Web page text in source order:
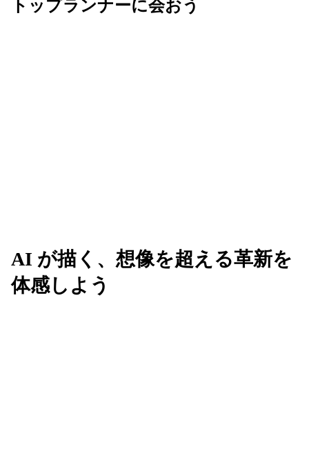
トップランナーに会おう
AI が描く、想像を超える革新を
体感しよう